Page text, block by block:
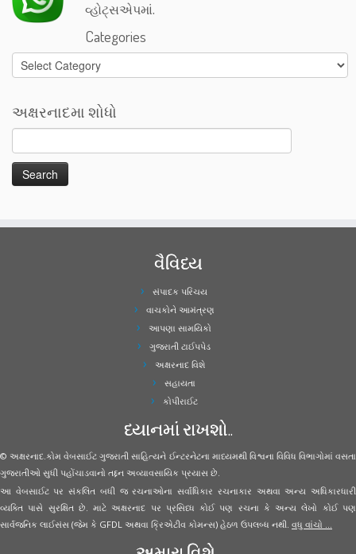
વ્હોટ્સએપમાં.
Categories
Categories
અક્ષરનાદમા શોધો
વૈવિધ્ય
સંપાદક પરિચય
વાચકોને આમંત્રણ
આપણા સામયિકો
ગુજરાતી ટાઈપપેડ
અક્ષરનાદ વિશે
સહાયતા
કોપીરાઈટ
ધ્યાનમાં રાખશો..
© અક્ષરનાદ.કોમ વેબસાઈટ ગુજરાતી સાહિત્યને ઈન્ટરનેટના માધ્યમથી વિશ્વના વિવિધ વિભાગોમાં વસતા
ગુજરાતીઓ સુધી પહોંચાડવાનો તદ્દન અવ્યાવસાયિક પ્રયાસ છે.
આ વેબસાઈટ પર સંકલિત બધી જ રચનાઓના સર્વાધિકાર રચનાકાર અથવા અન્ય અધિકારધારી
વ્યક્તિ પાસે સુરક્ષિત છે. માટે અક્ષરનાદ પર પ્રસિધ્ધ કોઈ પણ રચના કે અન્ય લેખો કોઈ પણ
સાર્વજનિક લાઈસંસ (જેમ કે GFDL અથવા ક્રિએટીવ કોમન્સ) હેઠળ ઉપલબ્ધ નથી. વધુ વાંચો ...